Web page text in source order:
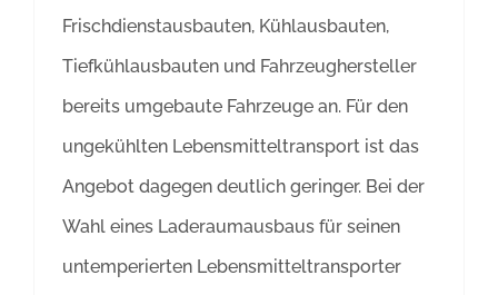
Frischdienstausbauten, Kühlausbauten,
Tiefkühlausbauten und Fahrzeughersteller
bereits umgebaute Fahrzeuge an. Für den
ungekühlten Lebensmitteltransport ist das
Angebot dagegen deutlich geringer. Bei der
Wahl eines Laderaumausbaus für seinen
untemperierten Lebensmitteltransporter